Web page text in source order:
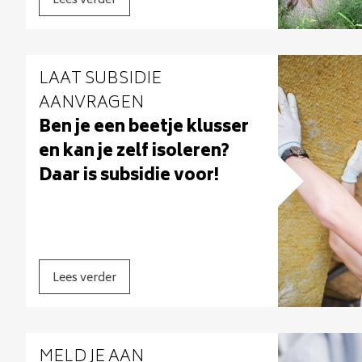
LAAT SUBSIDIE
AANVRAGEN
Ben je een beetje klusser
en kan je zelf isoleren?
Daar is subsidie voor!
Lees verder